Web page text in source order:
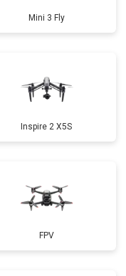
Mini 3 Fly
Inspire 2 X5S
FPV